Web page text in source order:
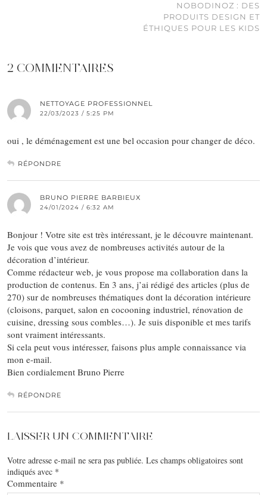
NOBODINOZ : DES
PRODUITS DESIGN ET
ÉTHIQUES POUR LES KIDS
2 COMMENTAIRES
NETTOYAGE PROFESSIONNEL
22/03/2023 / 5:25 PM
oui , le déménagement est une bel occasion pour changer de déco.
RÉPONDRE
BRUNO PIERRE BARBIEUX
24/01/2024 / 6:32 AM
Bonjour ! Votre site est très intéressant, je le découvre maintenant.
Je vois que vous avez de nombreuses activités autour de la
décoration d’intérieur.
Comme rédacteur web, je vous propose ma collaboration dans la
production de contenus. En 3 ans, j’ai rédigé des articles (plus de
270) sur de nombreuses thématiques dont la décoration intérieure
(cloisons, parquet, salon en cocooning industriel, rénovation de
cuisine, dressing sous combles…). Je suis disponible et mes tarifs
sont vraiment intéressants.
Si cela peut vous intéresser, faisons plus ample connaissance via
mon e-mail.
Bien cordialement Bruno Pierre
RÉPONDRE
LAISSER UN COMMENTAIRE
Votre adresse e-mail ne sera pas publiée. Les champs obligatoires sont
indiqués avec *
Commentaire *